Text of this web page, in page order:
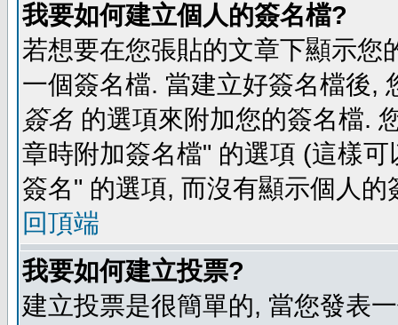
我要如何建立個人的簽名檔?
若想要在您張貼的文章下顯示您
一個簽名檔. 當建立好簽名檔後,
簽名 的選項來附加您的簽名檔.
章時附加簽名檔" 的選項 (這樣
簽名" 的選項, 而沒有顯示個人的
回頂端
我要如何建立投票?
建立投票是很簡單的, 當您發表